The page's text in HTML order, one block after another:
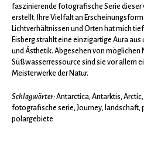
faszinierende fotografische Serie dieser
erstellt. Ihre Vielfalt an
Lichtverhältnissen und Orten hat mich
Eisberg strahlt eine einzigartige Aura
und Ästhetik. Abgesehen von möglichen
Süßwasserressource sind sie vor allem
Meisterwerke der Natur.
Schlagwörter:Antarctica, Antarktis, Arctic,
fotografische serie, Journey, landschaft,
polargebiete